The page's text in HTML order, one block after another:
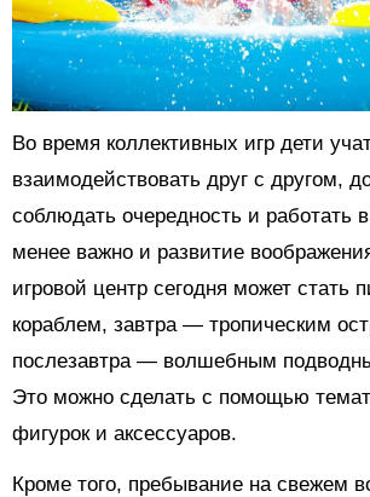
Во время коллективных игр дети
взаимодействовать друг с другом,
соблюдать очередность и работать
менее важно и развитие
игровой центр сегодня может стать
кораблем, завтра — тропическим
послезавтра — волшебным
Это можно сделать с помощью
фигурок и аксессуаров.
Кроме того, пребывание на свежем